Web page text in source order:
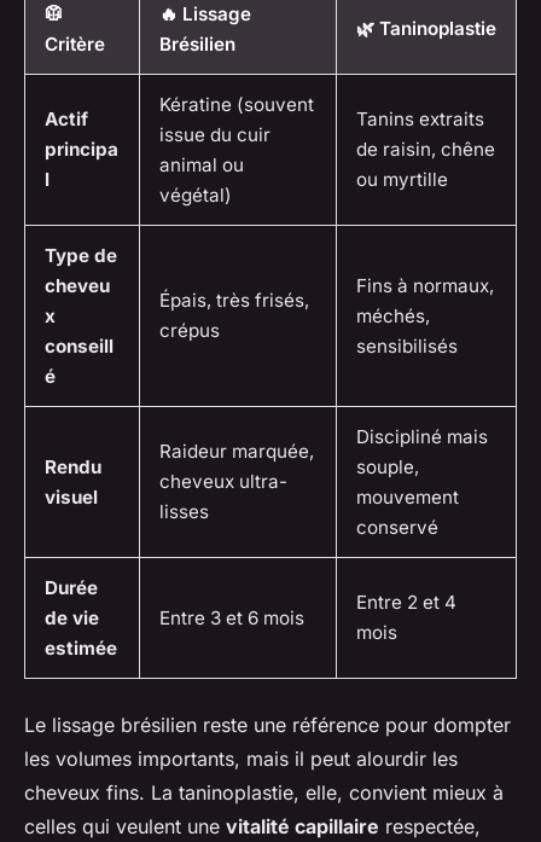
🥼
Critère
🔥 Lissage
Brésilien
🌿 Taninoplastie
Actif
principa
l
Kératine (souvent
issue du cuir
animal ou
végétal)
Tanins extraits
de raisin, chêne
ou myrtille
Type de
cheveu
x
conseill
é
Épais, très frisés,
crépus
Fins à normaux,
méchés,
sensibilisés
Rendu
visuel
Raideur marquée,
cheveux ultra-
lisses
Discipliné mais
souple,
mouvement
conservé
Durée
de vie
estimée
Entre 3 et 6 mois
Entre 2 et 4
mois
Le lissage brésilien reste une référence pour dompter
les volumes importants, mais il peut alourdir les
cheveux fins. La taninoplastie, elle, convient mieux à
celles qui veulent une vitalité capillaire respectée,